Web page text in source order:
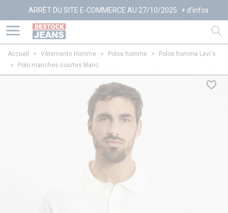
DU SITE E-COMMERCE AU 27/10/2025 + d'infos
Accueil > Vêtements Homme > Polos homme >
Polos homme Levi's
>
Polo manches courtes blanc